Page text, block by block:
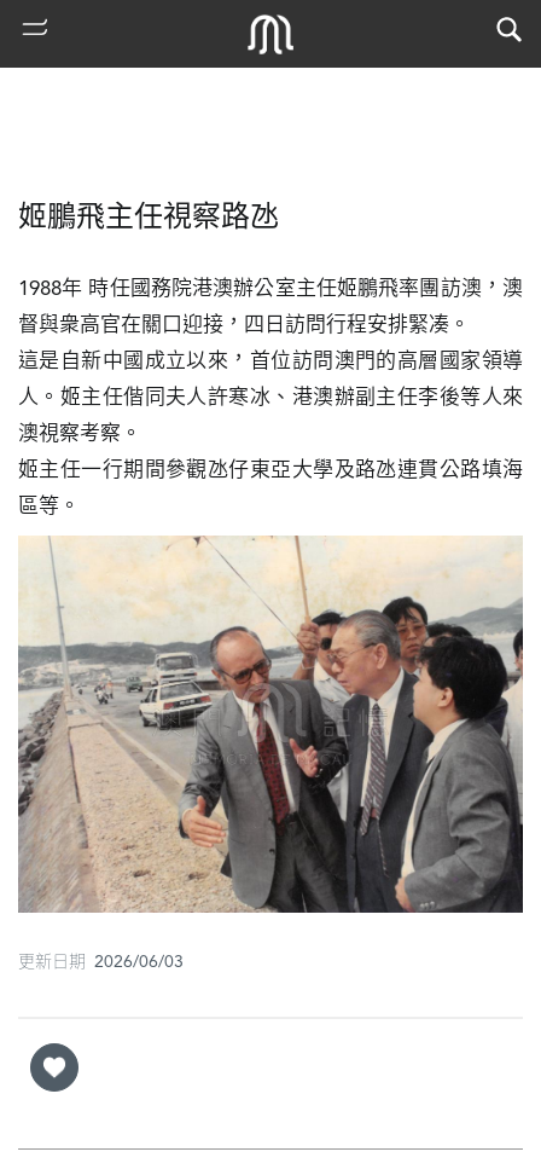
熱
索
古
地
閣
廟
巴
士
教
堂
街
姬鵬飛主任視察路氹
1988年 時任國務院港澳辦公室主任姬鵬飛率團訪澳，澳
督與衆高官在關口迎接，四日訪問行程安排緊凑。
這是自新中國成立以來，首位訪問澳門的高層國家領導
人。姬主任偕同夫人許寒冰、港澳辦副主任李後等人來
澳視察考察。
姬主任一行期間參觀氹仔東亞大學及路氹連貫公路填海
區等。
更新日期 2026/06/03